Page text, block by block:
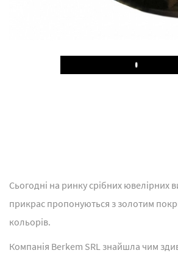
Play
Сьогодні на ринку срібних ювелірних
прикрас пропонуються з золотим
кольорів.
Компанія Berkem SRL знайшла чим